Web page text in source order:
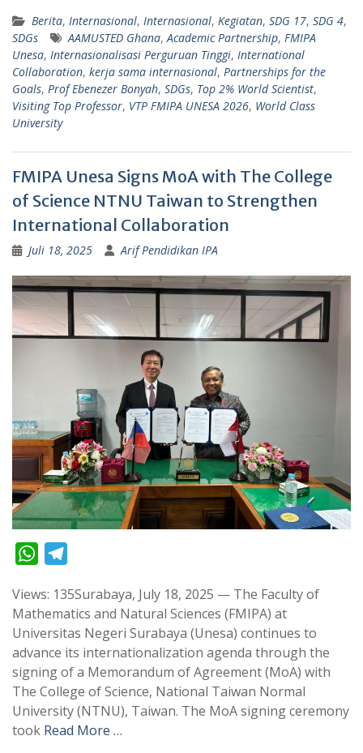
Berita, Internasional, Internasional, Kegiatan, SDG 17, SDG 4,
SDGs
AAMUSTED Ghana, Academic Partnership, FMIPA
Unesa, Internasionalisasi Perguruan Tinggi, International
Collaboration, kerja sama internasional, Partnerships for the
Goals, Prof Ebenezer Bonyah, SDGs, Top 2% World Scientist,
Visiting Top Professor, VTP FMIPA UNESA 2026, World Class
University
FMIPA Unesa Signs MoA with The College
of Science NTNU Taiwan to Strengthen
International Collaboration
Juli 18, 2025 Arif Pendidikan IPA
W
a
t
A
p
p
l
e
g
r
a
m
Views: 135Surabaya, July 18, 2025 — The Faculty of
Mathematics and Natural Sciences (FMIPA) at
Universitas Negeri Surabaya (Unesa) continues to
advance its internationalization agenda through the
signing of a Memorandum of Agreement (MoA) with
The College of Science, National Taiwan Normal
University (NTNU), Taiwan. The MoA signing ceremony
took Read More …